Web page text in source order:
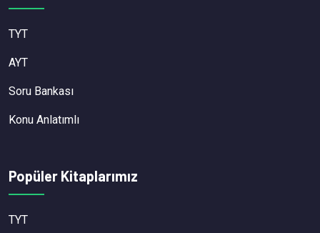
TYT
AYT
Soru Bankası
Konu Anlatımlı
Popüler Kitaplarımız
TYT